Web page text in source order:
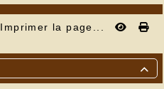
Imprimer la page...
